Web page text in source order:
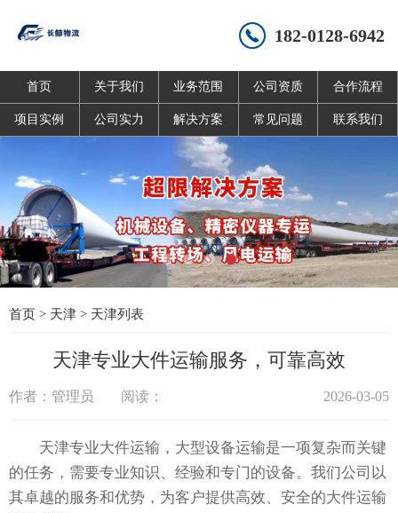
182-0128-6942
首页 关于我们 业务范围 公司资质 合作流程
项目实例 公司实力 解决方案 常见问题 联系我们
首页 > 天津 > 天津列表
天津专业大件运输服务，可靠高效
作者：管理员 阅读： 2026-03-05
天津专业大件运输，大型设备运输是一项复杂而关键
的任务，需要专业知识、经验和专门的设备。我们公司以
其卓越的服务和优势，为客户提供高效、安全的大件运输